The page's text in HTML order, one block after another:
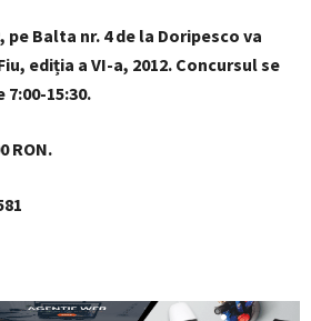
pe Balta nr. 4 de la Doripesco va
ediția a VI-a, 2012. Concursul se
15:30.
RON.